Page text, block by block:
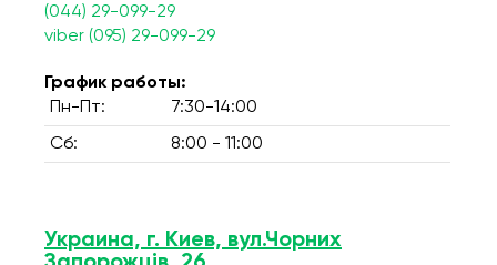
(044) 29-099-29
viber (095) 29-099-29
График работы:
Пн-Пт:
7:30-14:00
Сб: 8:00 - 11:00
Украина, г. Киев, вул.Чорних